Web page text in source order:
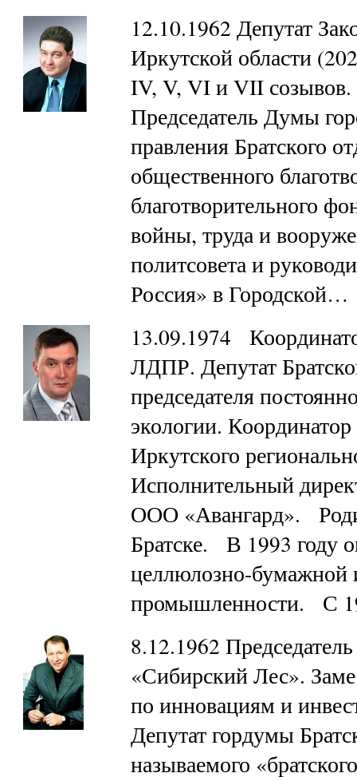
12.10.1962 Депутат
Иркутской области
IV, V, VI и VII
Председатель Думы
правления Братского
общественного
благотворительного
войны, труда и
политсовета и
Россия» в Городской…
13.09.1974
ЛДПР. Депутат
председателя
экологии. Координатор
Иркутского
Исполнительный
ООО «Авангард».
Братске. В 1993 году
целлюлозно-бумажной
промышленности. С
8.12.1962
«Сибирский Лес».
по инновациям и
Депутат гордумы
называемого